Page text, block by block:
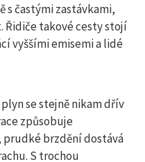
s častými zastávkami,
Řidiče takové cesty stojí
vyššími emisemi a lidé
se stejně nikam dřív
způsobuje
prudké brzdění dostává
S trochou